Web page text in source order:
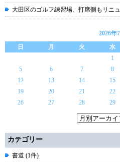
大田区のゴルフ練習場、打席側もリニ
2026年
日
月 火 水
1
5
6 7 8
12
13 14 15
19
20 21 22
26
27 28 29
カテゴリー
書道 (1件)